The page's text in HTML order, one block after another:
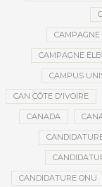
CAMPAGNE
CAMPAGNE
CAMPUS
CAN CÔTE D'IVOIRE
CANADA
CANDIDATURE ONU